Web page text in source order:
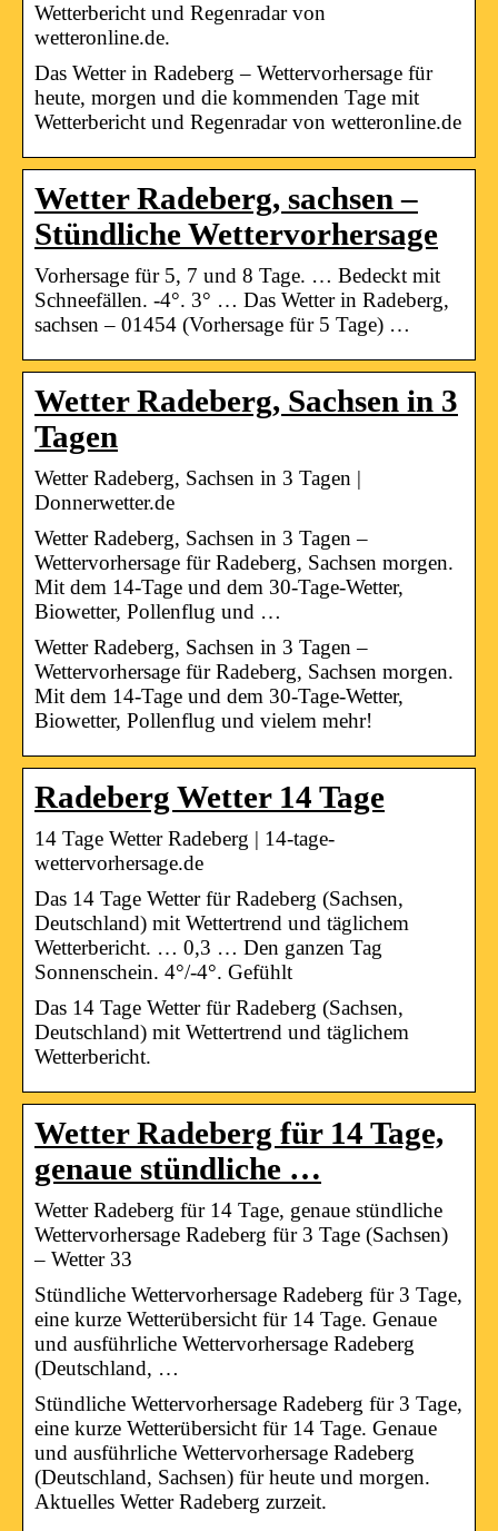
Wetterbericht und Regenradar von
wetteronline.de.
Das Wetter in Radeberg – Wettervorhersage für
heute, morgen und die kommenden Tage mit
Wetterbericht und Regenradar von wetteronline.de
Wetter Radeberg, sachsen –
Stündliche Wettervorhersage
Vorhersage für 5, 7 und 8 Tage. … Bedeckt mit
Schneefällen. -4°. 3° … Das Wetter in Radeberg,
sachsen – 01454 (Vorhersage für 5 Tage) …
Wetter Radeberg, Sachsen in 3
Tagen
Wetter Radeberg, Sachsen in 3 Tagen |
Donnerwetter.de
Wetter Radeberg, Sachsen in 3 Tagen –
Wettervorhersage für Radeberg, Sachsen morgen.
Mit dem 14-Tage und dem 30-Tage-Wetter,
Biowetter, Pollenflug und …
Wetter Radeberg, Sachsen in 3 Tagen –
Wettervorhersage für Radeberg, Sachsen morgen.
Mit dem 14-Tage und dem 30-Tage-Wetter,
Biowetter, Pollenflug und vielem mehr!
Radeberg Wetter 14 Tage
14 Tage Wetter Radeberg | 14-tage-
wettervorhersage.de
Das 14 Tage Wetter für Radeberg (Sachsen,
Deutschland) mit Wettertrend und täglichem
Wetterbericht. … 0,3 … Den ganzen Tag
Sonnenschein. 4°/-4°. Gefühlt
Das 14 Tage Wetter für Radeberg (Sachsen,
Deutschland) mit Wettertrend und täglichem
Wetterbericht.
Wetter Radeberg für 14 Tage,
genaue stündliche …
Wetter Radeberg für 14 Tage, genaue stündliche
Wettervorhersage Radeberg für 3 Tage (Sachsen)
– Wetter 33
Stündliche Wettervorhersage Radeberg für 3 Tage,
eine kurze Wetterübersicht für 14 Tage. Genaue
und ausführliche Wettervorhersage Radeberg
(Deutschland, …
Stündliche Wettervorhersage Radeberg für 3 Tage,
eine kurze Wetterübersicht für 14 Tage. Genaue
und ausführliche Wettervorhersage Radeberg
(Deutschland, Sachsen) für heute und morgen.
Aktuelles Wetter Radeberg zurzeit.